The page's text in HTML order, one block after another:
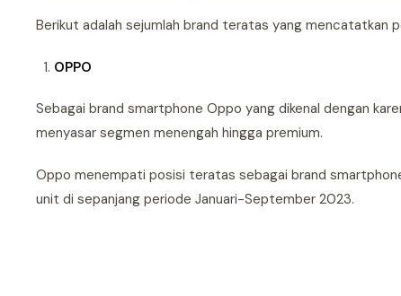
Berikut adalah sejumlah brand teratas yang mencatatkan
OPPO
Sebagai brand smartphone Oppo yang dikenal dengan
menyasar segmen menengah hingga premium.
Oppo menempati posisi teratas sebagai brand
unit di sepanjang periode Januari-September 2023.